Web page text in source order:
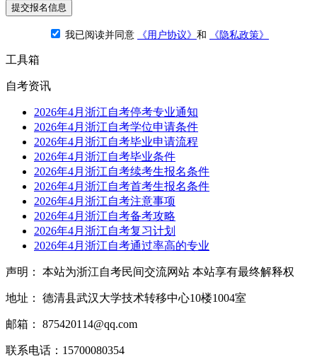
提交报名信息
我已阅读并同意 《用户协议》 和 《隐私政策》
工具箱
自考资讯
2026年4月浙江自考停考专业通知
2026年4月浙江自考学位申请条件
2026年4月浙江自考毕业申请流程
2026年4月浙江自考毕业条件
2026年4月浙江自考续考生报名条件
2026年4月浙江自考首考生报名条件
2026年4月浙江自考注意事项
2026年4月浙江自考备考攻略
2026年4月浙江自考复习计划
2026年4月浙江自考通过率高的专业
声明： 本站为浙江自考民间交流网站 本站享有最终解释权
地址： 德清县武汉大学技术转移中心10楼1004室
邮箱： 875420114@qq.com
联系电话：15700080354